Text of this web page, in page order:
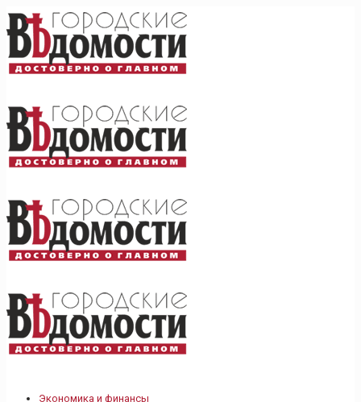
Экономика и финансы